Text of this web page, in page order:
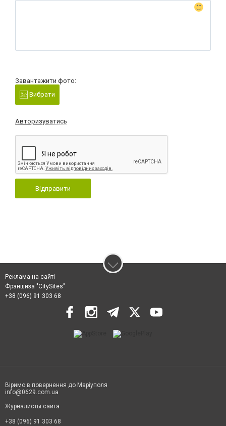
Завантажити фото:
Вибрати
Авторизуватись
Відправити
Реклама на сайті
Франшиза "CitySites"
+38 (096) 91 303 68
Віримо в повернення до Маріуполя
info@0629.com.ua
Журналисты сайта
+38 (096) 91 303 68